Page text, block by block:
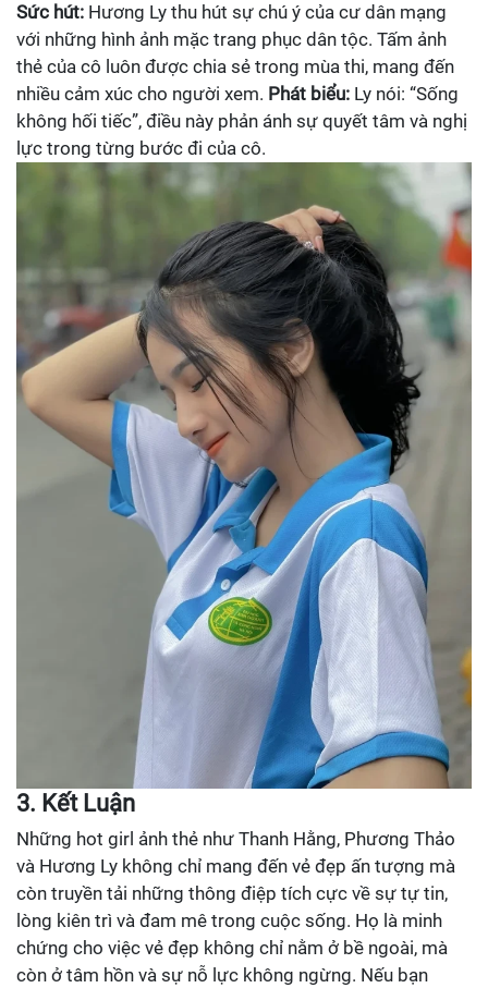
Sức hút: Hương Ly thu hút sự chú ý của cư dân mạng
với những hình ảnh mặc trang phục dân tộc. Tấm ảnh
thẻ của cô luôn được chia sẻ trong mùa thi, mang đến
nhiều cảm xúc cho người xem. Phát biểu: Ly nói: “Sống
không hối tiếc”, điều này phản ánh sự quyết tâm và nghị
lực trong từng bước đi của cô.
3. Kết Luận
Những hot girl ảnh thẻ như Thanh Hằng, Phương Thảo
và Hương Ly không chỉ mang đến vẻ đẹp ấn tượng mà
còn truyền tải những thông điệp tích cực về sự tự tin,
lòng kiên trì và đam mê trong cuộc sống. Họ là minh
chứng cho việc vẻ đẹp không chỉ nằm ở bề ngoài, mà
còn ở tâm hồn và sự nỗ lực không ngừng. Nếu bạn